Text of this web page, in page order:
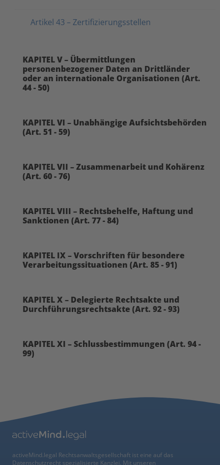
Artikel 43 – Zertifizierungsstellen
KAPITEL V – Übermittlungen
personenbezogener Daten an Drittländer
oder an internationale Organisationen (Art.
44 - 50)
KAPITEL VI – Unabhängige Aufsichtsbehörden
(Art. 51 - 59)
KAPITEL VII – Zusammenarbeit und Kohärenz
(Art. 60 - 76)
KAPITEL VIII – Rechtsbehelfe, Haftung und
Sanktionen (Art. 77 - 84)
KAPITEL IX – Vorschriften für besondere
Verarbeitungssituationen (Art. 85 - 91)
KAPITEL X – Delegierte Rechtsakte und
Durchführungsrechtsakte (Art. 92 - 93)
KAPITEL XI – Schlussbestimmungen (Art. 94 -
99)
activeMind.legal Rechtsanwaltsgesellschaft ist eine auf das
Datenschutzrecht spezialisierte Kanzlei. Mit unseren